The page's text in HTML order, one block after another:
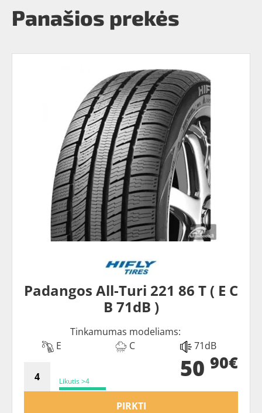
Panašios prekės
Padangos All-Turi 221 86 T ( E C
B 71dB )
Tinkamumas modeliams:
E
C 71dB
Likutis >4 50 90€
PIRKTI